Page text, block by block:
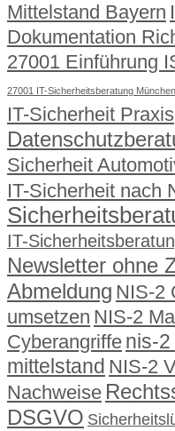
Mittelstand Bayern
Dokumentation
27001 Einführung
27001 IT-Sicherheitsberatung München
IT-Sicherheit Praxis
Sicherheit
IT-Sicherheit nach
IT-
Newsletter ohne
Abmeldung NIS-2
umsetzen NIS-2
Cyberangriffe nis-
mittelstand NIS-2
Nachweise
DSGVO